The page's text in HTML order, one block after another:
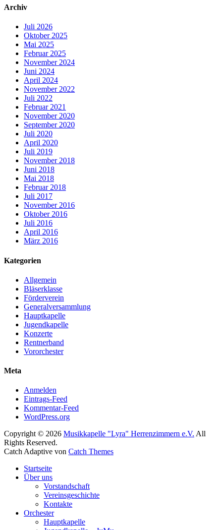
Archiv
Juli 2026
Oktober 2025
Mai 2025
Februar 2025
November 2024
Juni 2024
April 2024
November 2022
Juli 2022
Februar 2021
November 2020
September 2020
Juli 2020
April 2020
Juli 2019
November 2018
Juni 2018
Mai 2018
Februar 2018
Juli 2017
November 2016
Oktober 2016
Juli 2016
April 2016
März 2016
Kategorien
Allgemein
Bläserklasse
Förderverein
Generalversammlung
Hauptkapelle
Jugendkapelle
Konzerte
Rentnerband
Vororchester
Meta
Anmelden
Eintrags-Feed
Kommentar-Feed
WordPress.org
Copyright © 2026 Musikkapelle "Lyra" Herrenzimmern e.V. All
Rights Reserved.
Catch Adaptive von Catch Themes
oben
scrollen
Startseite
Über uns
Vorstandschaft
Vereinsgeschichte
Kontakte
Orchester
Hauptkapelle